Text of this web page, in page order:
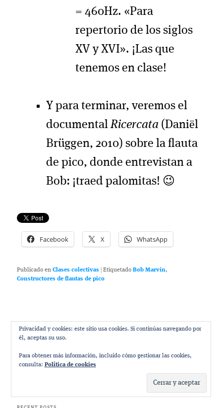
= 460Hz. «Para
repertorio de los siglos
XV y XVI». ¡Las que
tenemos en clase!
Y para terminar, veremos el
documentalRicercata (Daniël
Brüggen, 2010) sobre la flauta
de pico, donde entrevistan a
Bob: ¡traed palomitas! 😉
Facebook X WhatsApp
Publicado en Clases colectivas |Etiquetado Bob Marvin,
Constructores de flautas de pico
Privacidad y cookies: este sitio usa cookies. Si continúas navegando por
él, aceptas su uso.
Para obtener más información, incluido cómo gestionar las cookies,
consulta: Política de cookies